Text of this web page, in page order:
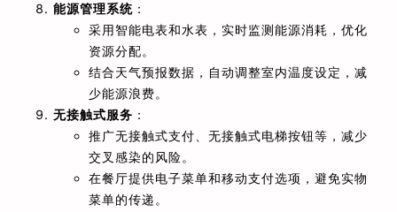
能源管理系统 ：
采用智能电表和水表，实时监测能源消耗，优化
资源分配。
结合天气预报数据，自动调整室内温度设定，减
少能源浪费。
无接触式服务 ：
推广无接触式支付、无接触式电梯按钮等，减少
交叉感染的风险。
在餐厅提供电子菜单和移动支付选项，避免实物
菜单的传递。